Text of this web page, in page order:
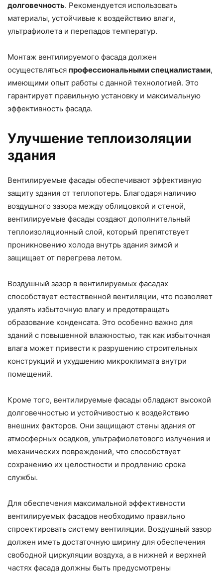
долговечность. Рекомендуется использовать
материалы, устойчивые к воздействию влаги,
ультрафиолета и перепадов температур.
Монтаж вентилируемого фасада должен
осуществляться профессиональными специалистами,
имеющими опыт работы с данной технологией. Это
гарантирует правильную установку и максимальную
эффективность фасада.
Улучшение теплоизоляции
здания
Вентилируемые фасады обеспечивают эффективную
защиту здания от теплопотерь. Благодаря наличию
воздушного зазора между облицовкой и стеной,
вентилируемые фасады создают дополнительный
теплоизоляционный слой, который препятствует
проникновению холода внутрь здания зимой и
защищает от перегрева летом.
Воздушный зазор в вентилируемых фасадах
способствует естественной вентиляции, что позволяет
удалять избыточную влагу и предотвращать
образование конденсата. Это особенно важно для
зданий с повышенной влажностью, так как избыточная
влага может привести к разрушению строительных
конструкций и ухудшению микроклимата внутри
помещений.
Кроме того, вентилируемые фасады обладают высокой
долговечностью и устойчивостью к воздействию
внешних факторов. Они защищают стены здания от
атмосферных осадков, ультрафиолетового излучения и
механических повреждений, что способствует
сохранению их целостности и продлению срока
службы.
Для обеспечения максимальной эффективности
вентилируемых фасадов необходимо правильно
спроектировать систему вентиляции. Воздушный зазор
должен иметь достаточную ширину для обеспечения
свободной циркуляции воздуха, а в нижней и верхней
частях фасада должны быть предусмотрены